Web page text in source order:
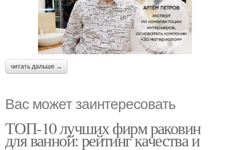
читать дальше →
Вас может заинтересовать
ТОП-10 лучших фирм раковин
для ванной: рейтинг качества и